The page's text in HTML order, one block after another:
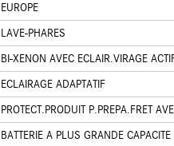
EUROPE
LAVE-PHARES
BI-XENON AVEC ECLAIR.VIRAGE
ECLAIRAGE ADAPTATIF
PROTECT.PRODUIT P.PREPA.FRET
BATTERIE A PLUS GRANDE CAPACITE